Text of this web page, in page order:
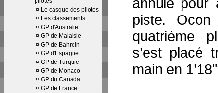
¤ Le casque des pilotes
¤ Les classements
¤ GP d'Australie
¤ GP de Malaisie
¤ GP de Bahrein
¤ GP d'Espagne
¤ GP de Turquie
¤ GP de Monaco
¤ GP du Canada
¤ GP de France
piste.
quatrième
s’est placé
main en